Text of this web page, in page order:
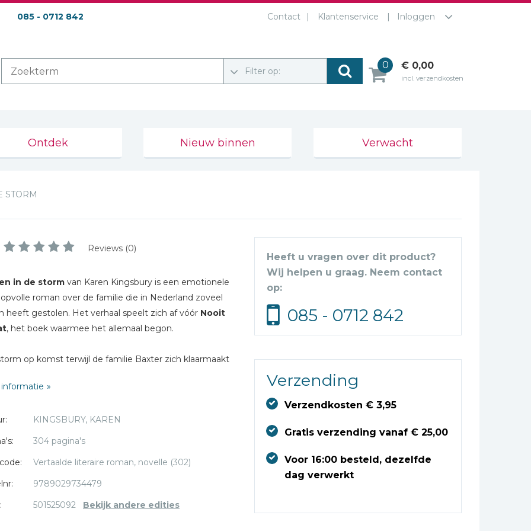
085 - 0712 842 Contact Klantenservice Inloggen
Filter op:
0 € 0,00
incl. verzendkosten
Ontdek Nieuw binnen Verwacht
STORM
Reviews (0)
in de storm van Karen Kingsbury is een emotionele
roman over de familie die in Nederland zoveel
heeft gestolen. Het verhaal speelt zich af vóór Nooit
, het boek waarmee het allemaal begon.
op komst terwijl de familie Baxter zich klaarmaakt
Moeder Elizabeth maakt heeft een akelig
plotseling last van koudwatervrees. Ondertussen is
als een alleenstaande moeder en hun ouders met
veel zorg opzadelt. Ashley en haar zus Brooke lijken
te hebben verloren. En Kari kan maar niet begrijpen
KINGSBURY, KAREN
304 pagina's
Vertaalde literaire roman, novelle (302)
9789029734479
501525092 Bekijk andere edities
Heeft u vragen over dit product?
Wij helpen u graag. Neem contact
op:
085 - 0712 842
Verzending
Verzendkosten € 3,95
Gratis verzending vanaf € 25,00
Voor 16:00 besteld, dezelfde
dag verwerkt